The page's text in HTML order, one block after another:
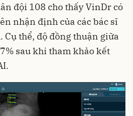
đội 108 cho thấy VinDr có
nhận định của các bác sĩ
thể, độ đồng thuận giữa
sau khi tham khảo kết